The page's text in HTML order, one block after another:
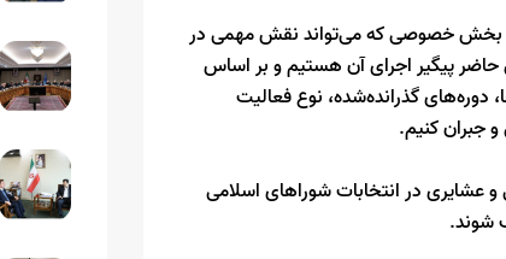
بخش خصوصی که می‌تواند نقش مهمی در
حاضر پیگیر اجرای آن هستیم و بر اساس
دوره‌های گذرانده‌شده، نوع فعالیت
جبران کنیم.
و عشایری در انتخابات شوراهای اسلامی
شوند.